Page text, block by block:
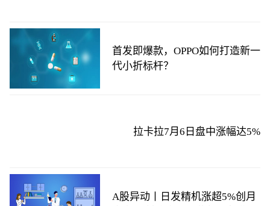
首发即爆款，OPPO如何打造新一
代小折标杆？
拉卡拉7月6日盘中涨幅达5%
A股异动丨日发精机涨超5%创月